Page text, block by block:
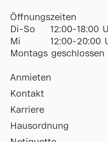
Öffnungszeiten
Di-So
12:00-18:00
Mi
12:00-20:00
Montags geschlossen
Anmieten
Kontakt
Karriere
Hausordnung